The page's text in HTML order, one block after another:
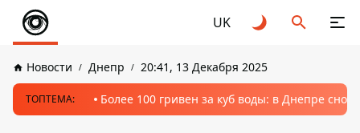
UK
Новости Днепр 20:41, 13 Декабря 2025
ТОПТЕМА: Более 100 гривен за куб воды: в Днепре